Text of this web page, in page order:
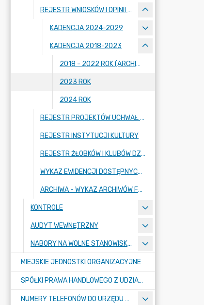
REJESTR WNIOSKÓW I OPINII KOMISJI RADY MIASTA
KADENCJA 2024-2029
KADENCJA 2018-2023
2018 - 2022 ROK (ARCHIWUM BIP)
2023 ROK
2024 ROK
REJESTR PROJEKTÓW UCHWAŁ RADY MIASTA RADZIONKÓW
REJESTR INSTYTUCJI KULTURY
REJESTR ŻŁOBKÓW I KLUBÓW DZIECIĘCYCH (STRONA SYSTEMU REJESTR ŻŁOBKÓW)
WYKAZ EWIDENCJI DOSTĘPNYCH W URZĘDZIE MIASTA RADZIONKÓW
ARCHIWA - WYKAZ ARCHIWÓW FUNKCJONUJĄCYCH W URZĘDZIE MIASTA RADZIONKÓW (ARCHIWUM BIP)
KONTROLE
AUDYT WEWNĘTRZNY
NABORY NA WOLNE STANOWISKA PRACY
MIEJSKIE JEDNOSTKI ORGANIZACYJNE
SPÓŁKI PRAWA HANDLOWEGO Z UDZIAŁEM GMINY
NUMERY TELEFONÓW DO URZĘDU MIASTA, MIEJSKICH JEDNOSTEK ORGANIZACYJNYCH ORAZ SPÓŁEK PRAWA HANDLOWEGO Z UDZIAŁEM GMINY